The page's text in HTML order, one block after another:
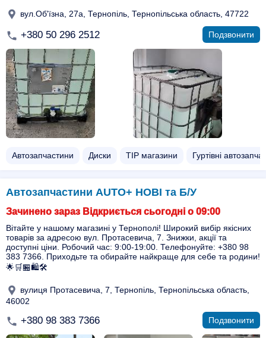
вул.Об'їзна, 27а, Тернопіль, Тернопільська область, 47722
+380 50 296 2512 Подзвонити
Автозапчастини Диски ТІР магазини Гуртівні
Автозапчастини AUTO+ НОВІ та Б/У
Зачинено зараз Відкриється сьогодні о 09:00
Вітайте у нашому магазині у Тернополі! Широкий вибір якісних
товарів за адресою вул. Протасевича, 7. Знижки, акції та
доступні ціни. Робочий час: 9:00-19:00. Телефонуйте: +380 98
383 7366. Приходьте та обирайте найкраще для себе та родини!
🌟🛒🏪🛍🛠
вулиця Протасевича, 7, Тернопіль, Тернопільська область,
46002
+380 98 383 7366 Подзвонити